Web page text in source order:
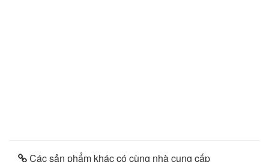
Các sản phẩm khác có cùng nhà cung cấp